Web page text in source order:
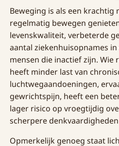
Beweging is als een krachtig
regelmatig bewegen
levenskwaliteit, verbeterde
aantal ziekenhuisopnames
mensen die inactief zijn. Wie
heeft minder last van
luchtwegaandoeningen,
gewrichtspijn, heeft een
lager risico op vroegtijdig
scherpere
Opmerkelijk genoeg staat